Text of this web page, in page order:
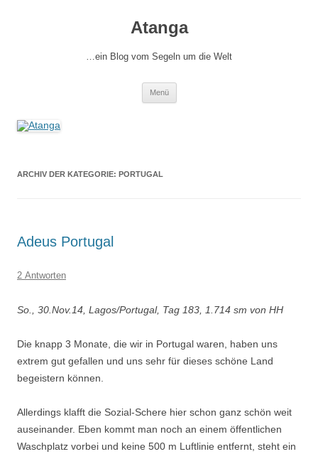
Atanga
…ein Blog vom Segeln um die Welt
Menü
ARCHIV DER KATEGORIE: PORTUGAL
Adeus Portugal
2 Antworten
So., 30.Nov.14, Lagos/Portugal, Tag 183, 1.714 sm von HH
Die knapp 3 Monate, die wir in Portugal waren, haben uns
extrem gut gefallen und uns sehr für dieses schöne Land
begeistern können.
Allerdings klafft die Sozial-Schere hier schon ganz schön weit
auseinander. Eben kommt man noch an einem öffentlichen
Waschplatz vorbei und keine 500 m Luftlinie entfernt, steht ein